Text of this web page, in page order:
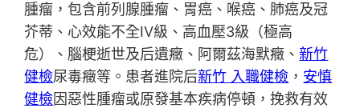
腫瘤，包含前列腺腫瘤、胃癌、喉癌、肺癌及冠
芥蒂、心效能不全IV級、高血壓3級（極高
危）、腦梗逝世及后遺癥、阿爾茲海默癥、新竹
健檢尿毒癥等。患者進院后新竹 入職健檢 ， 安慎
健檢因惡性腫瘤或原發基本疾病停頓，挽救有效